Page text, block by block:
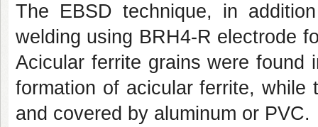
The EBSD technique, in
welding using BRH4-R electrode
Acicular ferrite grains were found
formation of acicular ferrite, while
and covered by aluminum or PVC.